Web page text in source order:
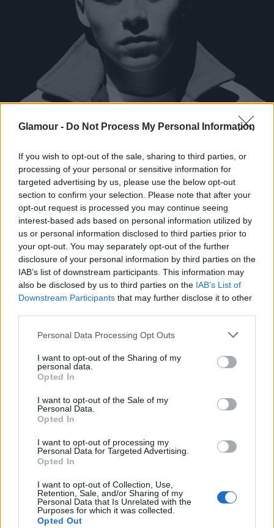
Glamour - Do Not Process My Personal Information
If you wish to opt-out of the sale, sharing to third parties, or
processing of your personal or sensitive information for
targeted advertising by us, please use the below opt-out
section to confirm your selection. Please note that after your
opt-out request is processed you may continue seeing
interest-based ads based on personal information utilized by
us or personal information disclosed to third parties prior to
your opt-out. You may separately opt-out of the further
disclosure of your personal information by third parties on the
IAB’s list of downstream participants. This information may
also be disclosed by us to third parties on the IAB’s List of
Downstream Participants that may further disclose it to other
Please note that this website/app uses one or more Google
not limited to your visit or usage behaviour. You may click to
grant or deny consent to Google and its third-party tags to
use your data for below specified purposes in below Google
consent section.
Personal Data Processing Opt Outs
I want to opt-out of the Sharing of my
personal data.
Opted In
I want to opt-out of the Sale of my
Personal Data.
Opted In
I want to opt-out of processing my
Personal Data for Targeted Advertising.
Opted In
I want to opt-out of Collection, Use,
Retention, Sale, and/or Sharing of my
Personal Data that Is Unrelated with the
Purposes for which it was collected.
Opted Out
brooklyn beckham
Nagy szívtipró lesz ebből a fiúból, egyetértesz?